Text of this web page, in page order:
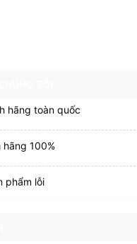
hãng toàn quốc
100%
phẩm lỗi